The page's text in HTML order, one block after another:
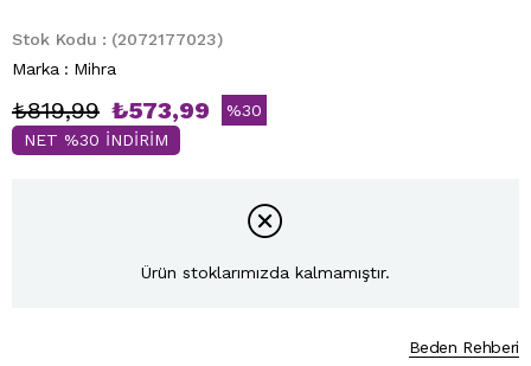
Stok Kodu
(2072177023)
Marka : Mihra
₺819,99 ₺573,99 %30
NET %30 İNDİRİM
Ürün stoklarımızda kalmamıştır.
Beden Rehberi